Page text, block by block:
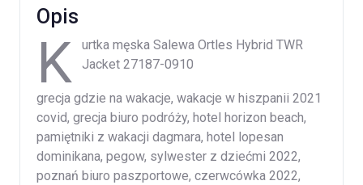
Opis
K
urtka męska Salewa Ortles Hybrid TWR
Jacket 27187-0910
grecja gdzie na wakacje, wakacje w hiszpanii 2021
covid, grecja biuro podróży, hotel horizon beach,
pamiętniki z wakacji dagmara, hotel lopesan
dominikana, pegow, sylwester z dziećmi 2022,
poznań biuro paszportowe, czerwcówka 2022,